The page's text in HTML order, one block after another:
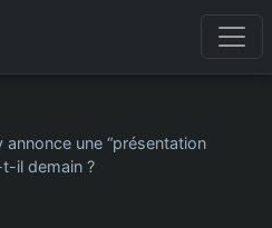
annonce une “présentation
t-il demain ?